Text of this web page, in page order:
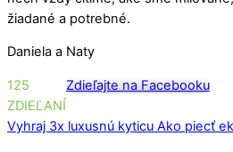
žiadané a potrebné.
Daniela a Naty
125
ZDIEĽANÍ
Zdieľajte na Facebooku
Vyhraj 3x luxusnú kyticu Ako piecť